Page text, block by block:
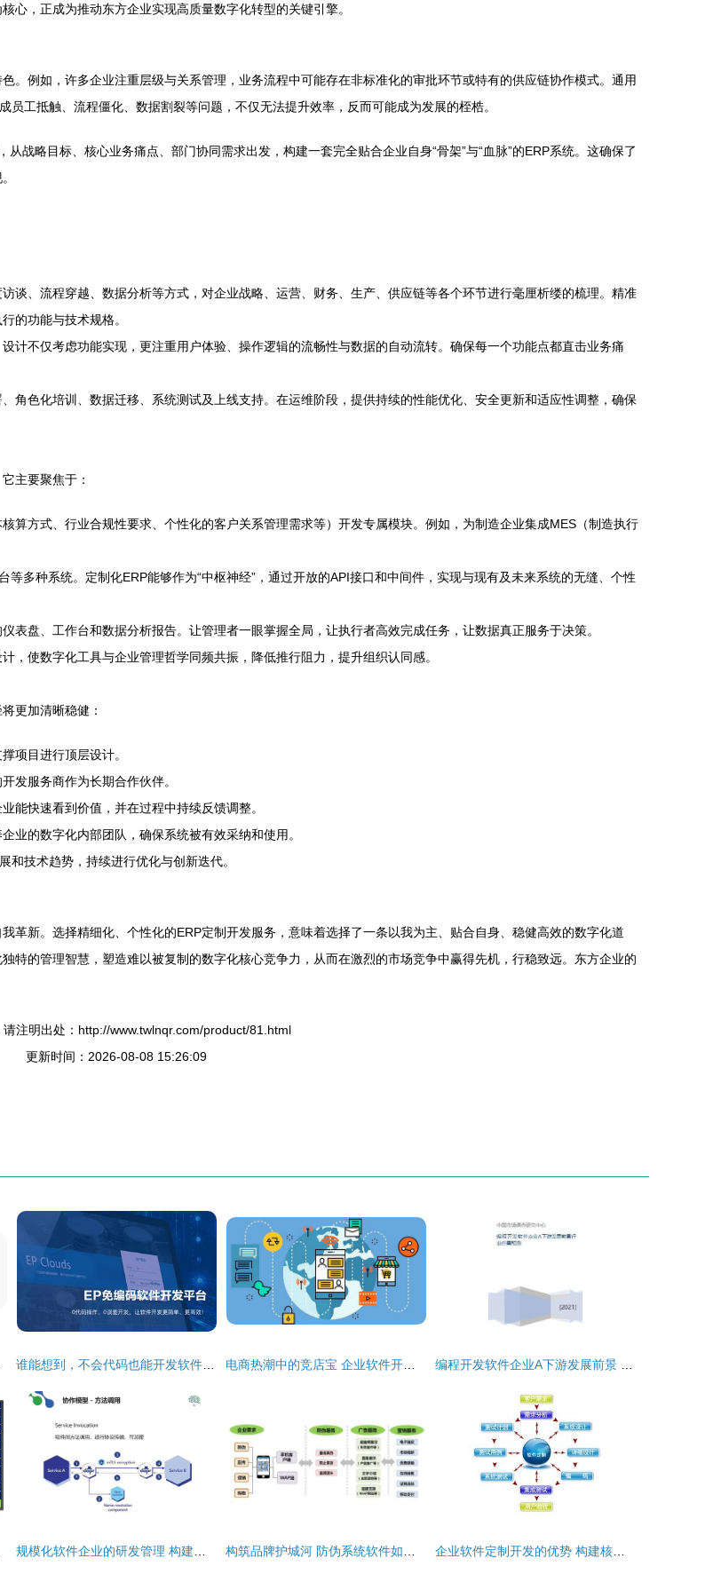
心，正成为推动东方企业实现高质量数字化转型的关键引擎。
。例如，许多企业注重层级与关系管理，业务流程中可能存在非标准化的审批环节或特有的供应链协作模式。通用
工抵触、流程僵化、数据割裂等问题，不仅无法提升效率，反而可能成为发展的桎梏。
从战略目标、核心业务痛点、部门协同需求出发，构建一套完全贴合企业自身“骨架”与“血脉”的ERP系统。这确保了
谈、流程穿越、数据分析等方式，对企业战略、运营、财务、生产、供应链等各个环节进行毫厘析缕的梳理。精准
的功能与技术规格。
计不仅考虑功能实现，更注重用户体验、操作逻辑的流畅性与数据的自动流转。确保每一个功能点都直击业务痛
角色化培训、数据迁移、系统测试及上线支持。在运维阶段，提供持续的性能优化、安全更新和适应性调整，确保
主要聚焦于：
算方式、行业合规性要求、个性化的客户关系管理需求等）开发专属模块。例如，为制造企业集成MES（制造执行
多种系统。定制化ERP能够作为“中枢神经”，通过开放的API接口和中间件，实现与现有及未来系统的无缝、个性
表盘、工作台和数据分析报告。让管理者一眼掌握全局，让执行者高效完成任务，让数据真正服务于决策。
，使数字化工具与企业管理哲学同频共振，降低推行阻力，提升组织认同感。
更加清晰稳健：
项目进行顶层设计。
发服务商作为长期合作伙伴。
能快速看到价值，并在过程中持续反馈调整。
业的数字化内部团队，确保系统被有效采纳和使用。
和技术趋势，持续进行优化与创新迭代。
革新。选择精细化、个性化的ERP定制开发服务，意味着选择了一条以我为主、贴合自身、稳健高效的数字化道
特的管理智慧，塑造难以被复制的数字化核心竞争力，从而在激烈的市场竞争中赢得先机，行稳致远。东方企业的
请注明出处：http://www.twlnqr.com/product/81.html
更新时间：2026-08-08 15:26:09